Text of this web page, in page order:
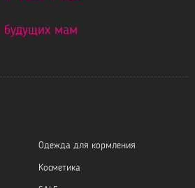
мам
Одежда для кормления
Косметика